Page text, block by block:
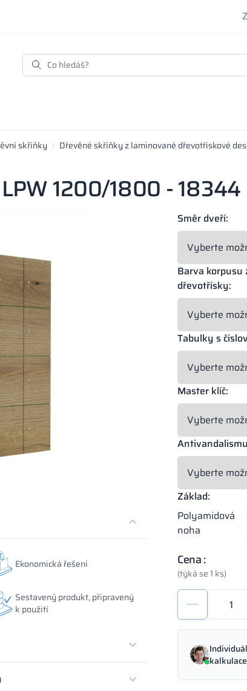
skříňky Dřevěné skříňky z laminované dřevotřískové
1200/1800 - 18344
Ekonomická řešení
Sestavený produkt, připravený
k použití
Směr dveří:
Barva korpusu
dřevotřísky:
Tabulky s
Master klíč:
Základ:
Polyamidová
noha
Cena :
(týká se 1 ks)
Depozitní
skříňka
s
1200/
-
18344
kalkulace